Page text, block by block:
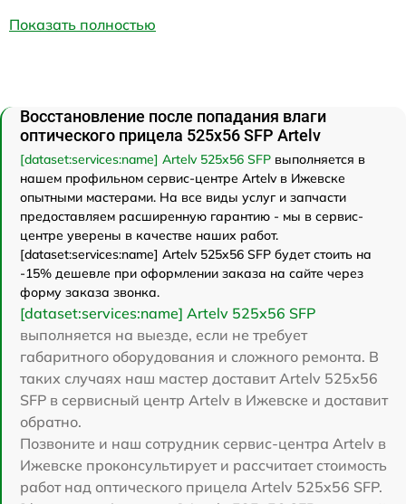
Показать полностью
Восстановление после попадания влаги
оптического прицела 525x56 SFP Artelv
[dataset:services:name] Artelv 525x56 SFP выполняется в
нашем профильном сервис-центре Artelv в Ижевске
опытными мастерами. На все виды услуг и запчасти
предоставляем расширенную гарантию - мы в сервис-
центре уверены в качестве наших работ.
[dataset:services:name] Artelv 525x56 SFP будет стоить на
-15% дешевле при оформлении заказа на сайте через
форму заказа звонка.
[dataset:services:name] Artelv 525x56 SFP
выполняется на выезде, если не требует
габаритного оборудования и сложного ремонта. В
таких случаях наш мастер доставит Artelv 525x56
SFP в сервисный центр Artelv в Ижевске и доставит
обратно.
Позвоните и наш сотрудник сервис-центра Artelv в
Ижевске проконсультирует и рассчитает стоимость
работ над оптического прицела Artelv 525x56 SFP.